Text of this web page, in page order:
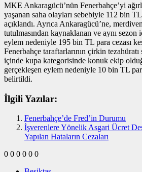
MKE Ankaragücü’nün Fenerbahçe’yi
yaşanan saha olayları sebebiyle 112 bin
açıklandı. Ayrıca Ankaragücü’ne,
tutulmasından kaynaklanan ve aynı sezon
eylem nedeniyle 195 bin TL para cezası
Fenerbahçe taraftarlarının çirkin
içinde kupa kategorisinde konuk ekip
gerçekleşen eylem nedeniyle 10 bin TL
belirtildi.
İlgili Yazılar:
Fenerbahçe’de Fred’in Durumu
İşverenlere Yönelik Asgari Ücret
Yapılan Hataların Cezaları
0 0 0 0 0 0